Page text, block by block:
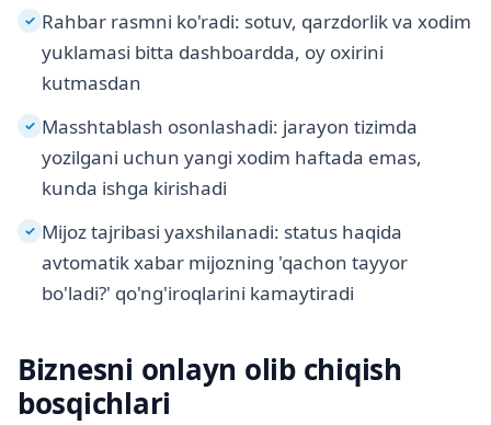
✓ Rahbar rasmni ko'radi: sotuv, qarzdorlik va xodim
yuklamasi bitta dashboardda, oy oxirini
kutmasdan
✓ Masshtablash osonlashadi: jarayon tizimda
yozilgani uchun yangi xodim haftada emas,
kunda ishga kirishadi
✓ Mijoz tajribasi yaxshilanadi: status haqida
avtomatik xabar mijozning 'qachon tayyor
bo'ladi?' qo'ng'iroqlarini kamaytiradi
Biznesni onlayn olib chiqish
bosqichlari